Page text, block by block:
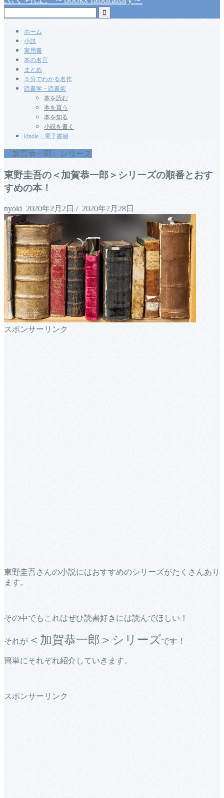
ホーム
小説
実用書
本の名言
まとめ
５分でわかる名作
読書学・読書術
本を読む
本を買う
本を知る
小説を書く
kindle・電子書籍
〈加賀恭一郎〉シリーズ
東野圭吾の＜加賀恭一郎＞シリーズの順番とおす
すめの本！
nyoki 2020年2月2日 / 2020年7月28日
スポンサーリンク
東野圭吾さんの小説にはおすすめのシリーズがたくさんあり
ます。
その中でもこれはぜひ読書好きには読んでほしい！
それが ＜加賀恭一郎＞シリーズです！
簡単にそれぞれ紹介していきます。
スポンサーリンク